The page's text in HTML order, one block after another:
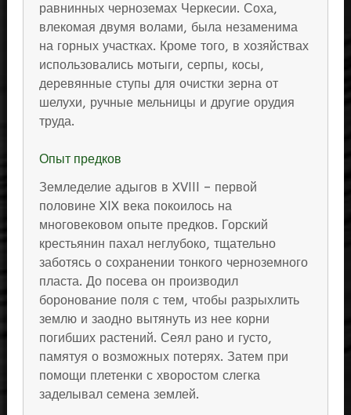
равнинных черноземах Черкесии. Соха,
влекомая двумя волами, была незаменима
на горных участках. Кроме того, в хозяйствах
использовались мотыги, серпы, косы,
деревянные ступы для очистки зерна от
шелухи, ручные мельницы и другие орудия
труда.
Опыт предков
Земледелие адыгов в XVIII – первой
половине XIX века покоилось на
многовековом опыте предков. Горский
крестьянин пахал неглубоко, тщательно
заботясь о сохранении тонкого черноземного
пласта. До посева он производил
боронование поля с тем, чтобы разрыхлить
землю и заодно вытянуть из нее корни
погибших растений. Сеял рано и густо,
памятуя о возможных потерях. Затем при
помощи плетенки с хворостом слегка
заделывал семена землей.